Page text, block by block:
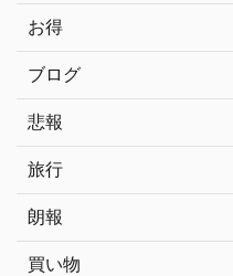
お得
ブログ
悲報
旅行
朗報
買い物